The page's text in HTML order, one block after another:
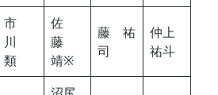
市
川
類
佐
藤
靖※
藤 祐
司
仲上
祐斗